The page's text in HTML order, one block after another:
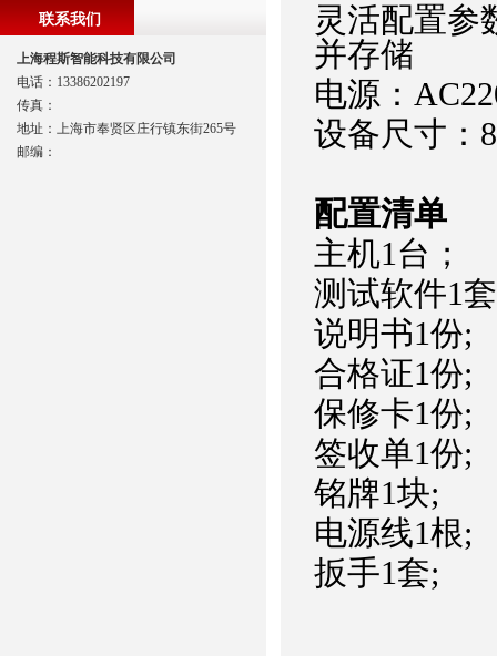
灵活配置参
并存储
电源：
设备尺寸：
配置清单
主机1台；
测试软件1
说明书1份;
合格证1份;
保修卡1份;
签收单1份;
铭牌1块;
电源线1根;
扳手1套;
联系我们
上海程斯智能科技有限公司
电话：13386202197
传真：
地址：上海市奉贤区庄行镇东街265号
邮编：